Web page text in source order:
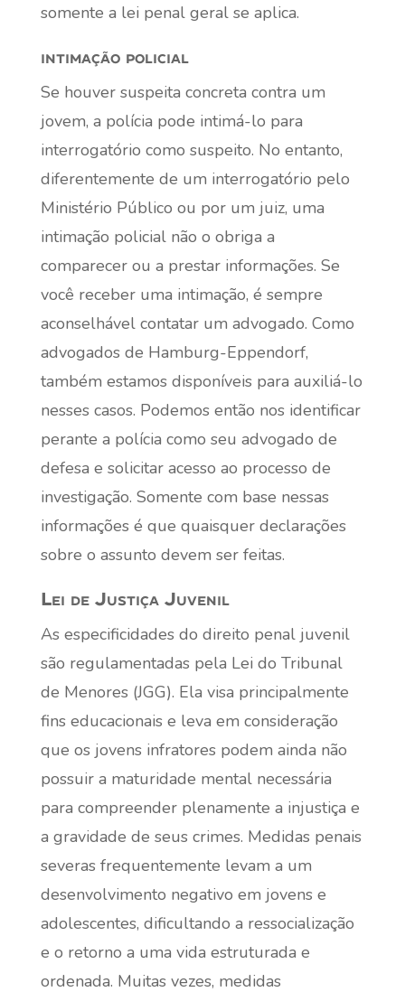
somente a lei penal geral se aplica.
intimação policial
Se houver suspeita concreta contra um
jovem, a polícia pode intimá-lo para
interrogatório como suspeito. No entanto,
diferentemente de um interrogatório pelo
Ministério Público ou por um juiz, uma
intimação policial não o obriga a
comparecer ou a prestar informações. Se
você receber uma intimação, é sempre
aconselhável contatar um advogado. Como
advogados de Hamburg-Eppendorf,
também estamos disponíveis para auxiliá-lo
nesses casos. Podemos então nos identificar
perante a polícia como seu advogado de
defesa e solicitar acesso ao processo de
investigação. Somente com base nessas
informações é que quaisquer declarações
sobre o assunto devem ser feitas.
Lei de Justiça Juvenil
As especificidades do direito penal juvenil
são regulamentadas pela Lei do Tribunal
de Menores (JGG). Ela visa principalmente
fins educacionais e leva em consideração
que os jovens infratores podem ainda não
possuir a maturidade mental necessária
para compreender plenamente a injustiça e
a gravidade de seus crimes. Medidas penais
severas frequentemente levam a um
desenvolvimento negativo em jovens e
adolescentes, dificultando a ressocialização
e o retorno a uma vida estruturada e
ordenada. Muitas vezes, medidas